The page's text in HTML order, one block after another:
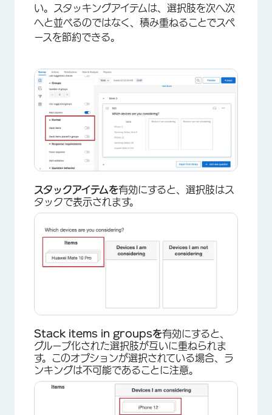
×
い。スタッキングアイテムは、選択肢を次へ次
へと並べるのではなく、積み重ねることでスペ
ースを節約できる。
スタックアイテムを有効にすると、選択肢はス
タックで表示されます。
Stack items in groupsを有効にすると、
グループ化された選択肢が互いに重ねられま
す。このオプションが選択されている場合、ラ
ンキングは不可能であることに注意。